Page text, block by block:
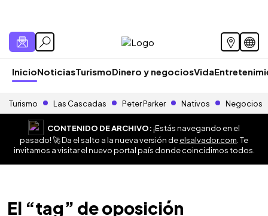
InicioNoticiasTurismoDinero y negociosVida
Turismo Las Cascadas Peter Parker Nativos Negocios
CONTENIDO DE ARCHIVO:¡Estás navegando en el
pasado! 🚀 Da el salto a la nueva versión deelsalvador.com . Te
invitamos a visitar el nuevo portal país donde coincidimos todos.
El “tag” de oposición